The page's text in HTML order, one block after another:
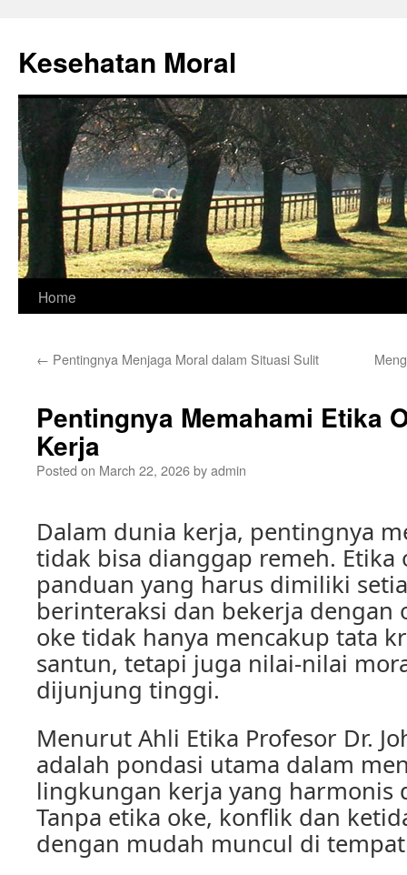
content
Kesehatan Moral
Home
← Pentingnya Menjaga Moral dalam Situasi Sulit
Pentingnya Memahami Etika
Kerja
Posted on March 22, 2026byadmin
Dalam dunia kerja, pentingnya
tidak bisa dianggap remeh. Etika
panduan yang harus dimiliki
berinteraksi dan bekerja dengan
oke tidak hanya mencakup tata
santun, tetapi juga nilai-nilai
dijunjung tinggi.
Menurut Ahli Etika Profesor Dr.
adalah pondasi utama dalam
lingkungan kerja yang harmonis
Tanpa etika oke, konflik dan
dengan mudah muncul di tempat